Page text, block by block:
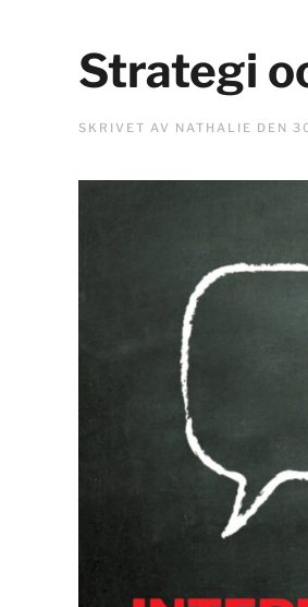
Strategi
SKRIVET AV NATHALIE DEN